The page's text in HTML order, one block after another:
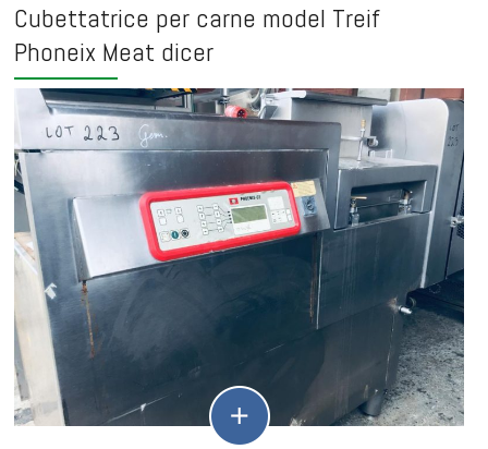
Cubettatrice per carne model Treif
Phoneix Meat dicer